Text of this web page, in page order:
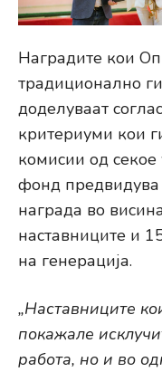
Наградите кои
традиционално
доделуваат
критериуми кои
комисии од
фонд
награда во
наставниците и
на генерација.
„Наставниците
покажале
работа, но и во